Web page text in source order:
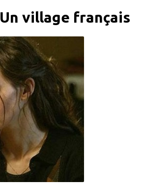
Un village français